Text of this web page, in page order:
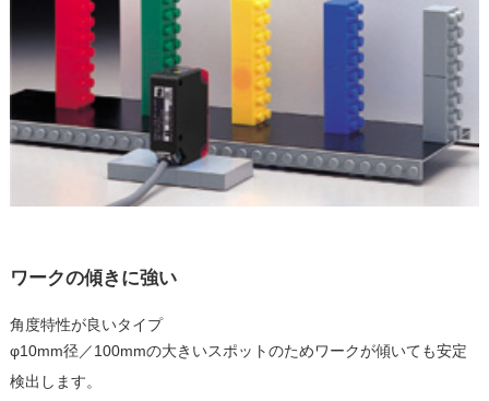
ワークの傾きに強い
角度特性が良いタイプ
φ10mm径／100mmの大きいスポットのためワークが傾いても安定
検出します。